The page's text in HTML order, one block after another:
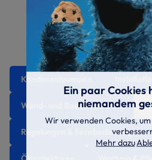
Kondensatpumpen
Wand- und Bodenkonsolen
Regelungen & Fernbedienungen
Ein paar Cookies
niemandem
Wir verwenden Cookies, um
Mehr dazu